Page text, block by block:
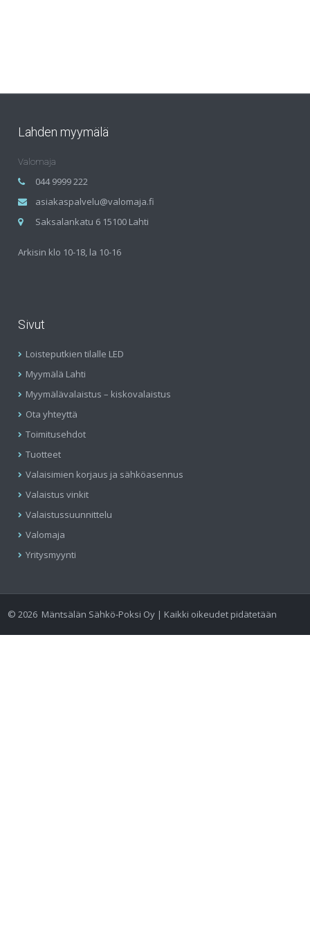
Lahden myymälä
Valomaja
044 9999 222
asiakaspalvelu@valomaja.fi
Saksalankatu 6 15100 Lahti
Arkisin klo 10-18, la 10-16
Sivut
Loisteputkien tilalle LED
Myymälä Lahti
Myymälävalaistus – kiskovalaistus
Ota yhteyttä
Toimitusehdot
Tuotteet
Valaisimien korjaus ja sähköasennus
Valaistus vinkit
Valaistussuunnittelu
Valomaja
Yritysmyynti
©2026 Mäntsälän Sähkö-Poksi Oy | Kaikki oikeudet pidätetään